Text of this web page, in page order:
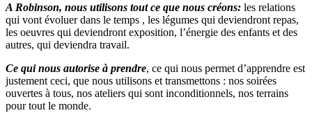
A Robinson, nous utilisons tout ce que nous créons: les relations
qui vont évoluer dans le temps , les légumes qui deviendront repas,
les oeuvres qui deviendront exposition, l’énergie des enfants et des
autres, qui deviendra travail.
Ce qui nous autorise à prendre, ce qui nous permet d’apprendre est
justement ceci, que nous utilisons et transmettons : nos soirées
ouvertes à tous, nos ateliers qui sont inconditionnels, nos terrains
pour tout le monde.